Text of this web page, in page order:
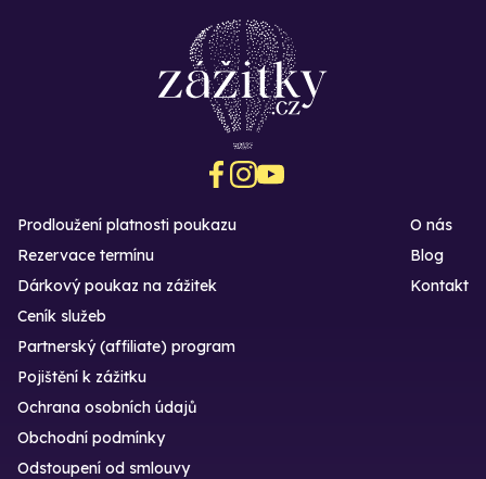
Prodloužení platnosti poukazu
Rezervace termínu
Dárkový poukaz na zážitek
O nás
Blog
Kontakt
Ceník služeb
Partnerský (affiliate) program
Pojištění k zážitku
Ochrana osobních údajů
Obchodní podmínky
Odstoupení od smlouvy